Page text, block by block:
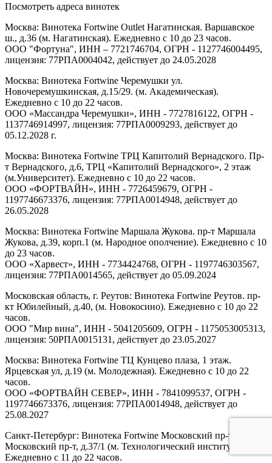
Посмотреть адреса винотек
Москва: Винотека Fortwine Outlet Нагатинская. Варшавское
ш., д.36 (м. Нагатинская). Ежедневно с 10 до 23 часов.
ООО "Фортуна", ИНН – 7721746704, ОГРН - 1127746004495,
лицензия: 77РПА0004042, действует до 24.05.2028
Москва: Винотека Fortwine Черемушки ул.
Новочеремушкинская, д.15/29. (м. Академическая).
Ежедневно с 10 до 22 часов.
ООО «Массандра Черемушки», ИНН - 7727816122, ОГРН -
1137746914997, лицензия: 77РПА0009293, действует до
05.12.2028 г.
Москва: Винотека Fortwine ТРЦ Капитолий Вернадского. Пр-
т Вернадского, д.6, ТРЦ «Капитолий Вернадского», 2 этаж
(м.Университет). Ежедневно с 10 до 22 часов.
ООО «ФОРТВАЙН», ИНН - 7726459679, ОГРН -
1197746673376, лицензия: 77РПА0014948, действует до
26.05.2028
Москва: Винотека Fortwine Маршала Жукова. пр-т Маршала
Жукова, д.39, корп.1 (м. Народное ополчение). Ежедневно с 10
до 23 часов.
ООО «Харвест», ИНН - 7734424768, ОГРН - 1197746303567,
лицензия: 77РПА0014565, действует до 05.09.2024
Московская область, г. Реутов: Винотека Fortwine Реутов. пр-
кт Юбилейный, д.40, (м. Новокосино). Ежедневно с 10 до 22
часов.
ООО "Мир вина", ИНН - 5041205609, ОГРН - 1175053005313,
лицензия: 50РПА0015131, действует до 23.05.2027
Москва: Винотека Fortwine ТЦ Кунцево плаза, 1 этаж.
Ярцевская ул, д.19 (м. Молодежная). Ежедневно с 10 до 22
часов.
ООО «ФОРТВАЙН СЕВЕР», ИНН - 7841099537, ОГРН -
1197746673376, лицензия: 77РПА0014948, действует до
25.08.2027
Санкт-Петербург: Винотека Fortwine Московский пр-т.
Московский пр-т, д.37/1 (м. Технологический институт).
Ежедневно с 11 до 22 часов.